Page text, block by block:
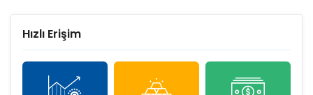
Hızlı Erişim